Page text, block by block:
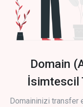
Domain
İsimtescil
Domaininizi transfer